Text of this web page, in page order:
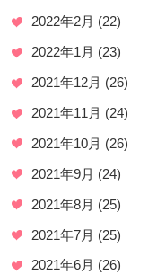
2022年2月 (22)
2022年1月 (23)
2021年12月 (26)
2021年11月 (24)
2021年10月 (26)
2021年9月 (24)
2021年8月 (25)
2021年7月 (25)
2021年6月 (26)